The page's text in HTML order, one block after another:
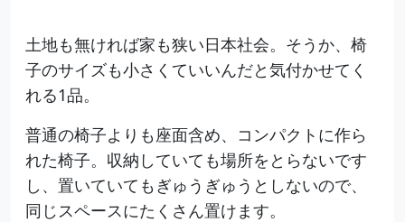
土地も無ければ家も狭い日本社会。そうか、椅
子のサイズも小さくていいんだと気付かせてく
れる1品。
普通の椅子よりも座面含め、コンパクトに作ら
れた椅子。収納していても場所をとらないです
し、置いていてもぎゅうぎゅうとしないので、
同じスペースにたくさん置けます。